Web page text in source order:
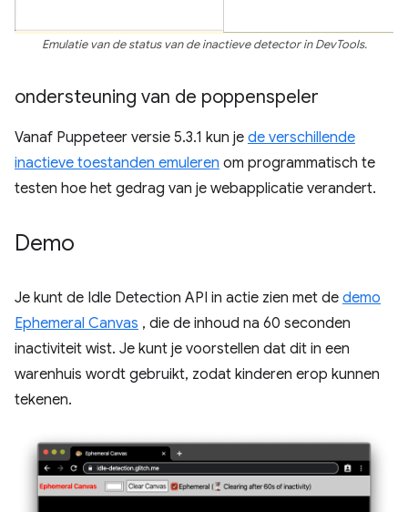
Emulatie van de status van de inactieve detector in DevTools.
ondersteuning van de poppenspeler
Vanaf Puppeteer versie 5.3.1 kun je de verschillende
inactieve toestanden emuleren om programmatisch te
testen hoe het gedrag van je webapplicatie verandert.
Demo
Je kunt de Idle Detection API in actie zien met de demo
Ephemeral Canvas , die de inhoud na 60 seconden
inactiviteit wist. Je kunt je voorstellen dat dit in een
warenhuis wordt gebruikt, zodat kinderen erop kunnen
tekenen.